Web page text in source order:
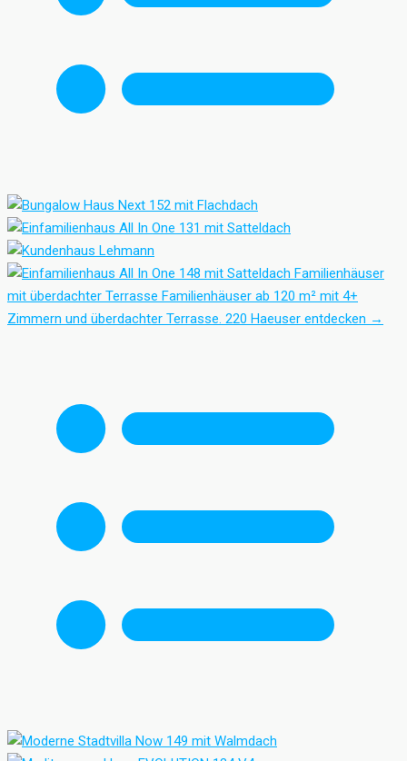
Familienhäuser
mit überdachter Terrasse Familienhäuser ab 120 m² mit 4+
Zimmern und überdachter Terrasse. 220 Haeuser entdecken →